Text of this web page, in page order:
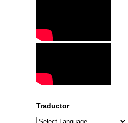
Traductor